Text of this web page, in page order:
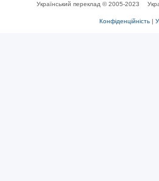
Український переклад © 2005-2023
Конфіденційність |